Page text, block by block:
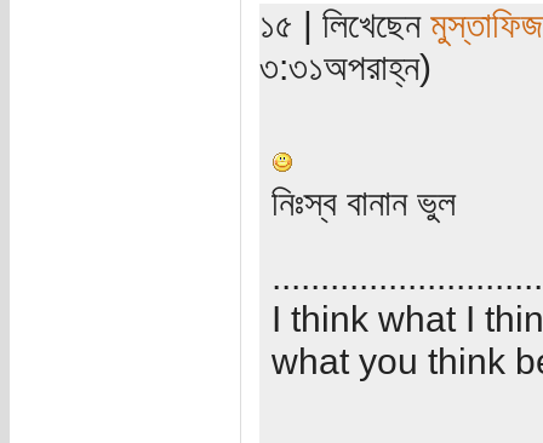
১৫ | লিখেছেন মুস্তাফিজ
৩:৩১অপরাহ্ন)
নিঃস্ব বানান ভুল
I think what I
what you think